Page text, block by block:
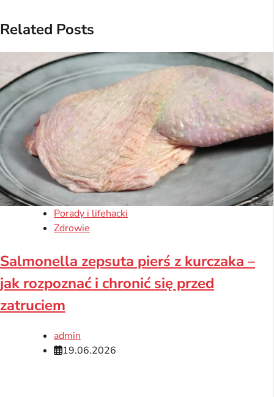
Related Posts
Porady i lifehacki
Zdrowie
Salmonella zepsuta pierś z kurczaka –
jak rozpoznać i chronić się przed
zatruciem
admin
19.06.2026